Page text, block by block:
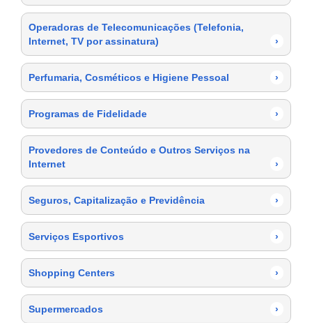
Operadoras de Telecomunicações (Telefonia,
Internet, TV por assinatura)
›
Perfumaria, Cosméticos e Higiene Pessoal ›
Programas de Fidelidade ›
Provedores de Conteúdo e Outros Serviços na
Internet
›
Seguros, Capitalização e Previdência ›
Serviços Esportivos ›
Shopping Centers ›
Supermercados ›